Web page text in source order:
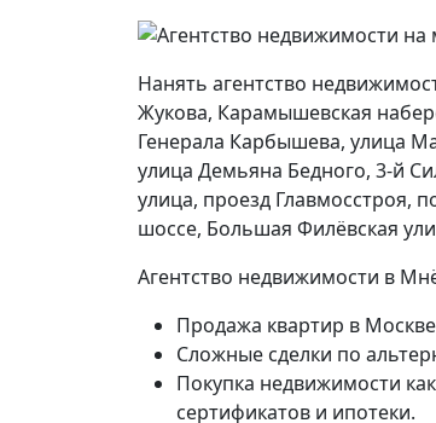
Нанять агентство
Жукова, Карамышевская
Генерала Карбышева, улица
улица Демьяна Бедного, 3-й
улица, проезд Главмосстроя,
шоссе, Большая Филёвская
Агентство недвижимости в
Продажа квартир в
Сложные сделки по
Покупка недвижимости
сертификатов и ипотеки.